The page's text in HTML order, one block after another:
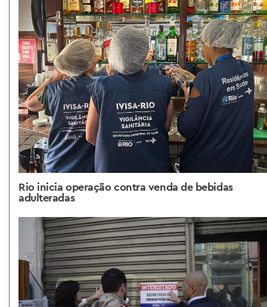
Rio inicia operação contra venda de bebidas
adulteradas